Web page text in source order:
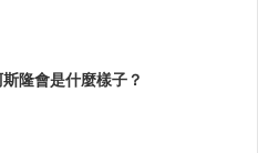
隆會是什麼樣子？